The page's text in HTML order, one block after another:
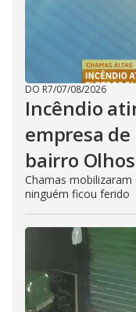
DO R7/07/08/2026
Incêndio
empresa
bairro
Chamas
ninguém ficou ferido